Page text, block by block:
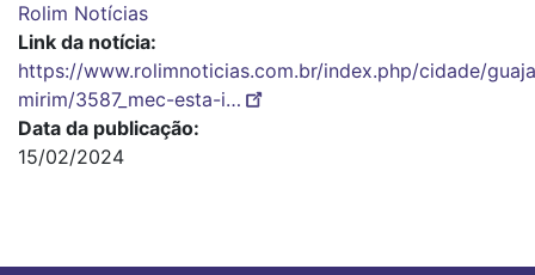
Rolim Notícias
Link da notícia
https://www.rolimnoticias.com.br/index.php/cidade/
mirim/3587_mec-esta-i…
Data da publicação
15/02/2024